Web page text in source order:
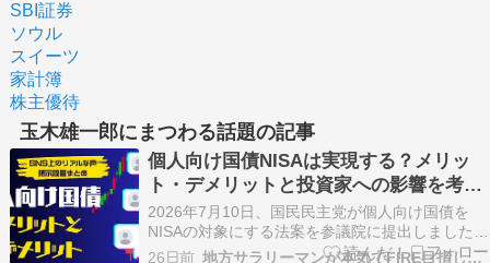
SBI証券
ソウル
スイーツ
家計簿
株主優待
玉木雄一郎にまつわる話題の記事
個人向け国債NISAは実現する？メリッ
ト・デメリットと投資家への影響を考え
る
2026年7月10日、国民民主党が個人向け国債を
NISAの対象にする法案を参議院に提出しました。
これにより国債NISAという言葉が一気に注目を集
26日前 地方サラリーマンが本気でFIRE目指してみた